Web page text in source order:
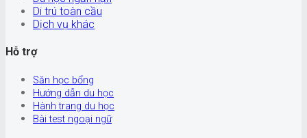
Di trú toàn cầu
Dịch vụ khác
Hỗ trợ
Săn học bổng
Hướng dẫn du học
Hành trang du học
Bài test ngoại ngữ